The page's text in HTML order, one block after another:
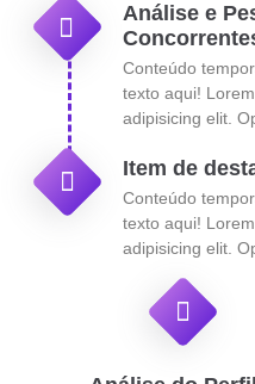
Análise e
Conteúdo
texto aqui!
adipisicing elit.
Item de
Conteúdo
texto aqui!
adipisicing elit.